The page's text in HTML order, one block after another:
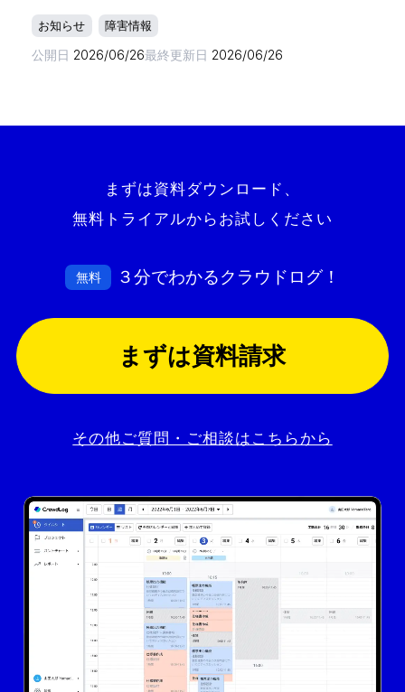
お知らせ 障害情報
公開日 2026/06/26最終更新日 2026/06/26
まずは資料ダウンロード、
無料トライアルからお試しください
無料 ３分でわかるクラウドログ！
まずは資料請求
その他ご質問・ご相談はこちらから